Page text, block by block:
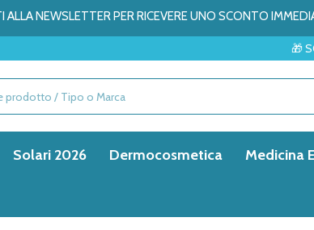
ALLA NEWSLETTER PER RICEVERE UNO SCONTO
🎁 SCOPRI LE
Solari 2026 Dermocosmetica Medicina